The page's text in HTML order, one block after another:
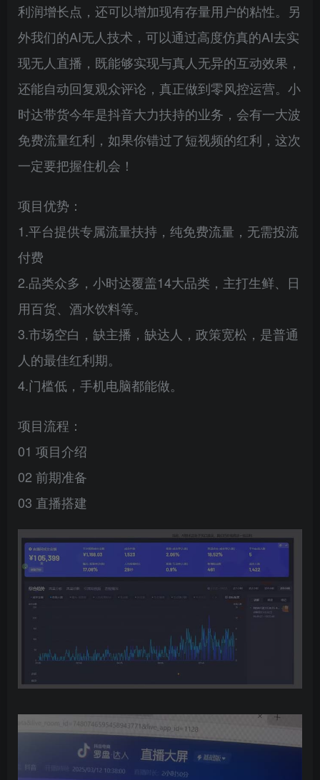
利润增长点，还可以增加现有存量用户的粘性。另
外我们的AI无人技术，可以通过高度仿真的AI去实
现无人直播，既能够实现与真人无异的互动效果，
还能自动回复观众评论，真正做到零风控运营。小
时达带货今年是抖音大力扶持的业务，会有一大波
免费流量红利，如果你错过了短视频的红利，这次
一定要把握住机会！
项目优势：
1.平台提供专属流量扶持，纯免费流量，无需投流
付费
2.品类众多，小时达覆盖14大品类，主打生鲜、日
用百货、酒水饮料等。
3.市场空白，缺主播，缺达人，政策宽松，是普通
人的最佳红利期。
4.门槛低，手机电脑都能做。
项目流程：
01 项目介绍
02 前期准备
03 直播搭建